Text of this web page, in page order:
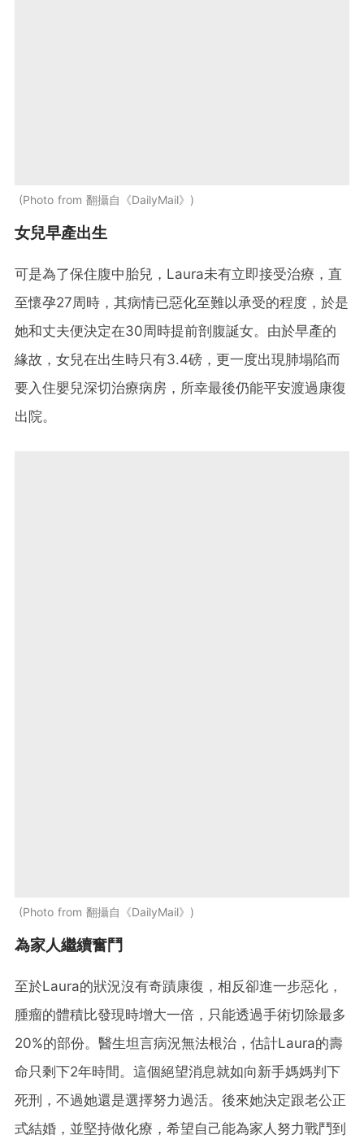
Photo from 翻攝自《DailyMail》
女兒早產出生
可是為了保住腹中胎兒，Laura未有立即接受治療，直
至懷孕27周時，其病情已惡化至難以承受的程度，於是
她和丈夫便決定在30周時提前剖腹誕女。由於早產的
緣故，女兒在出生時只有3.4磅，更一度出現肺塌陷而
要入住嬰兒深切治療病房，所幸最後仍能平安渡過康復
出院。
Photo from 翻攝自《DailyMail》
為家人繼續奮鬥
至於Laura的狀況沒有奇蹟康復，相反卻進一步惡化，
腫瘤的體積比發現時增大一倍，只能透過手術切除最多
20%的部份。醫生坦言病況無法根治，估計Laura的壽
命只剩下2年時間。這個絕望消息就如向新手媽媽判下
死刑，不過她還是選擇努力過活。後來她決定跟老公正
式結婚，並堅持做化療，希望自己能為家人努力戰鬥到